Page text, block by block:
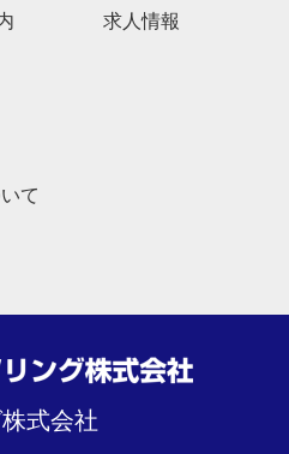
求人情報
て
式会社